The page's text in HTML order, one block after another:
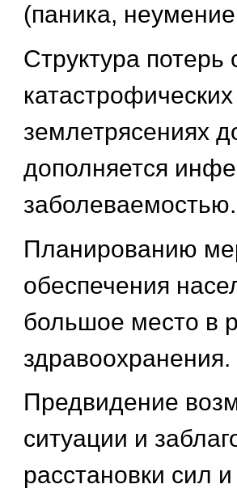
(паника,
Структура
землетрясениях
дополняется
заболеваемостью.
Планированию
обеспечения
большое место в
здравоохранения.
Предвидение
ситуации и
расстановки сил